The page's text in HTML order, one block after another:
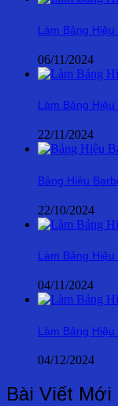
Làm Bảng
06/11/2024
Làm Bảng
22/11/2024
Bảng Hiệu
22/10/2024
Làm Bảng
04/11/2024
Làm Bảng
04/12/2024
Bài Viết Mới